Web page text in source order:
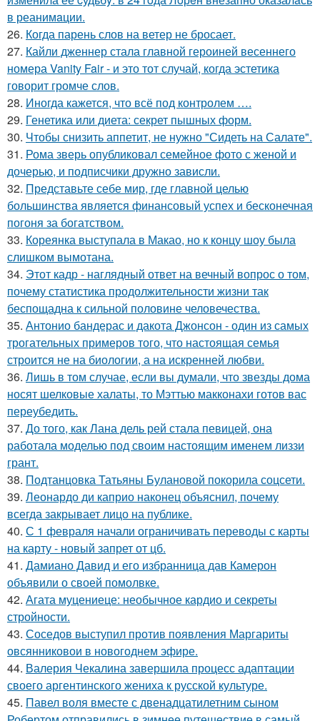
в реанимaции.
26. Когда парень слов на ветер не бросает.
27. Кайли дженнер стала главной героиней весеннего
номера Vanity Fair - и это тот случай, когда эстетика
говорит громче слов.
28. Иногда кажется, что всё под контролем ….
29. Генетика или диета: секрет пышных форм.
30. Чтобы снизить аппетит, не нужно "Сидеть на Салате".
31. Рома зверь опубликовал семейное фото с женой и
дочерью, и подписчики дружно зависли.
32. Представьте себе мир, где главной целью
большинства является финансовый успех и бесконечная
погоня за богатством.
33. Кореянка выступала в Макао, но к концу шоу была
слишком вымотана.
34. Этот кадр - наглядный ответ на вечный вопрос о том,
почему статистика продолжительности жизни так
беспощадна к сильной половине человечества.
35. Антонио бандерас и дакота Джонсон - один из самых
трогательных примеров того, что настоящая семья
строится не на биологии, а на искренней любви.
36. Лишь в том случае, если вы думали, что звезды дома
носят шелковые халаты, то Мэттью макконахи готов вас
переубедить.
37. До того, как Лана дель рей стала певицей, она
работала моделью под своим настоящим именем лиззи
грант.
38. Подтанцовка Татьяны Булановой покорила соцсети.
39. Леонардо ди каприо наконец объяснил, почему
всегда закрывает лицо на публике.
40. С 1 февраля начали ограничивать переводы с карты
на карту - новый запрет от цб.
41. Дамиано Давид и его избранница дав Камерон
объявили о своей помолвке.
42. Агата муцениеце: необычное кардио и секреты
стройности.
43. Соседов выступил против появления Маргариты
овсянниковои в новогоднем эфире.
44. Валерия Чекалина завершила процесс адаптации
своего аргентинского жениха к русской культуре.
45. Павел воля вместе с двенадцатилетним сыном